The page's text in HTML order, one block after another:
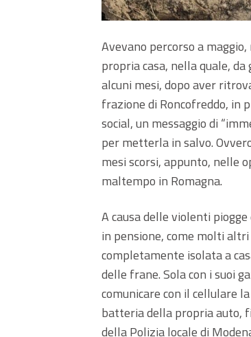
Avevano percorso a
propria casa, nella quale,
alcuni mesi, dopo aver
frazione di Roncofreddo, in
social, un messaggio di
per metterla in salvo.
mesi scorsi, appunto, nelle
maltempo in Romagna.
A causa delle violenti
in pensione, come molti
completamente isolata a
delle frane. Sola con i suoi
comunicare con il cellulare
batteria della propria auto,
della Polizia locale di